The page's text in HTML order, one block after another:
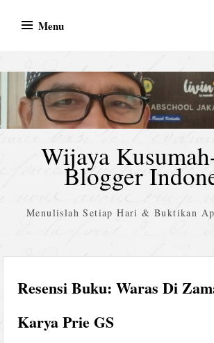
Menu
Wijaya
Blogger
Menulislah Setiap Hari & Buktikan
Resensi Buku: Waras Di
Karya Prie GS